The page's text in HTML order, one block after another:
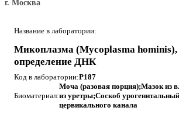
г. Москва
Название в лаборатории:
Микоплазма (Mycoplasma hominis),
определение ДНК
Код в лаборатории:P187
Биоматериал:
Моча (разовая порция);Мазок из
из уретры;Соскоб
цервикального канала